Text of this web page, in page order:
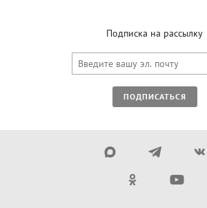
Подписка на рассылку
ПОДПИСАТЬСЯ